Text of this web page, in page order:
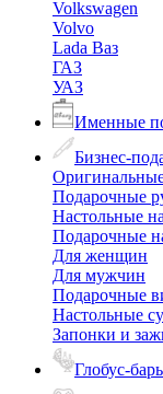
Volkswagen
Volvo
Lada Ваз
ГАЗ
УАЗ
Именные
Бизнес-
Подарочные
Настольные
Подарочные
Для женщин
Для мужчин
Подарочные
Настольные
Запонки и
Глобус-